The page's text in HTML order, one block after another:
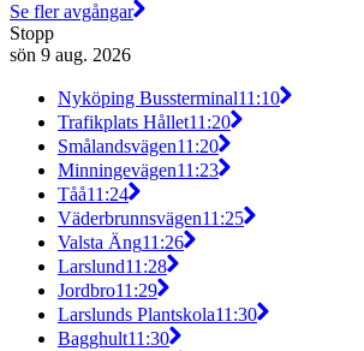
Se fler avgångar
Stopp
sön 9 aug. 2026
Nyköping Bussterminal11:10
Trafikplats Hållet11:20
Smålandsvägen11:20
Minningevägen11:23
Tåå11:24
Väderbrunnsvägen11:25
Valsta Äng11:26
Larslund11:28
Jordbro11:29
Larslunds Plantskola11:30
Bagghult11:30